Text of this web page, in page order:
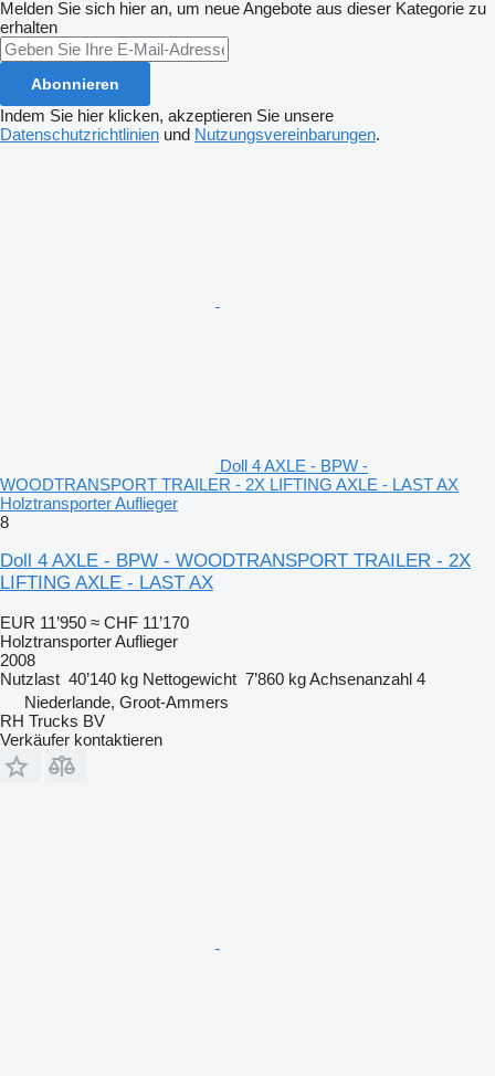
Melden Sie sich hier an, um neue Angebote aus dieser Kategorie zu
erhalten
Abonnieren
Indem Sie hier klicken, akzeptieren Sie unsere
Datenschutzrichtlinien und Nutzungsvereinbarungen.
Doll 4 AXLE - BPW -
WOODTRANSPORT TRAILER - 2X LIFTING AXLE - LAST AX
Holztransporter Auflieger
8
Doll 4 AXLE - BPW - WOODTRANSPORT TRAILER - 2X
LIFTING AXLE - LAST AX
EUR 11’950 ≈ CHF 11’170
Holztransporter Auflieger
2008
Nutzlast 40’140 kg Nettogewicht 7’860 kgAchsenanzahl 4
Niederlande, Groot-Ammers
RH Trucks BV
Verkäufer kontaktieren